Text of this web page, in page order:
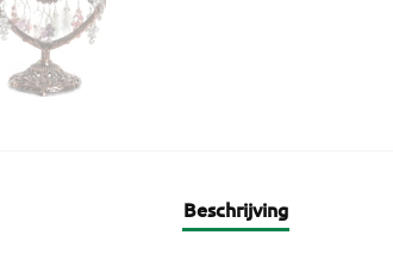
Beschrijving